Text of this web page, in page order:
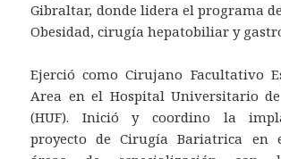
Gibraltar, donde lidera el programa
Obesidad, cirugía hepatobiliar y
Ejerció como Cirujano Facultativo
Area en el Hospital Universitario
(HUF). Inició y coordino la
proyecto de Cirugía Bariatrica en